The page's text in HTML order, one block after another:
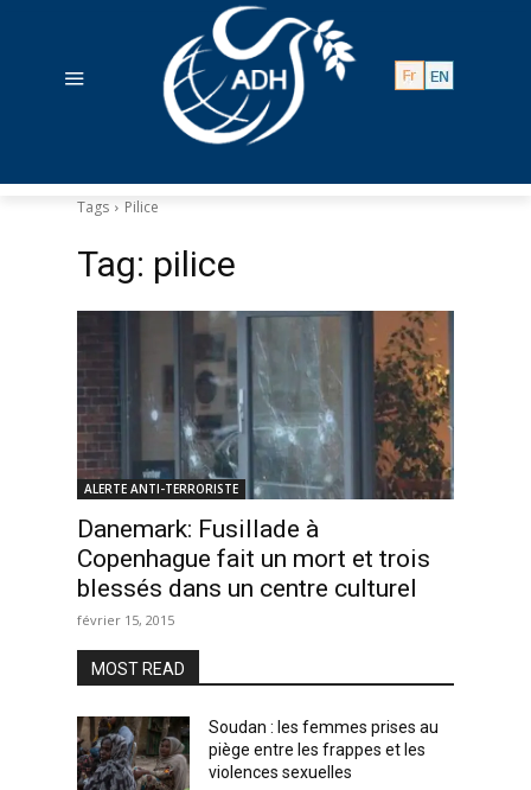
Tags Pilice
Tag: pilice
ALERTE ANTI-TERRORISTE
Danemark: Fusillade à
Copenhague fait un mort et trois
blessés dans un centre culturel
février 15, 2015
MOST READ
Soudan : les femmes prises au
piège entre les frappes et les
violences sexuelles